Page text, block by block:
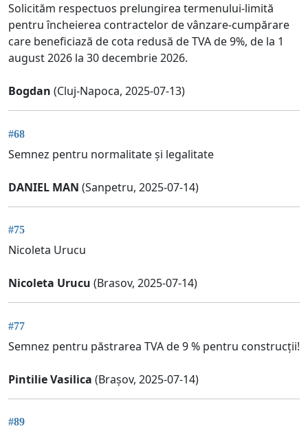
Solicităm respectuos prelungirea termenului-limită
pentru încheierea contractelor de vânzare-cumpărare
care beneficiază de cota redusă de TVA de 9%, de la 1
august 2026 la 30 decembrie 2026.
Bogdan (Cluj-Napoca, 2025-07-13)
#68
Semnez pentru normalitate și legalitate
DANIEL MAN (Sanpetru, 2025-07-14)
#75
Nicoleta Urucu
Nicoleta Urucu (Brasov, 2025-07-14)
#77
Semnez pentru păstrarea TVA de 9 % pentru construcții!
Pintilie Vasilica (Brașov, 2025-07-14)
#89